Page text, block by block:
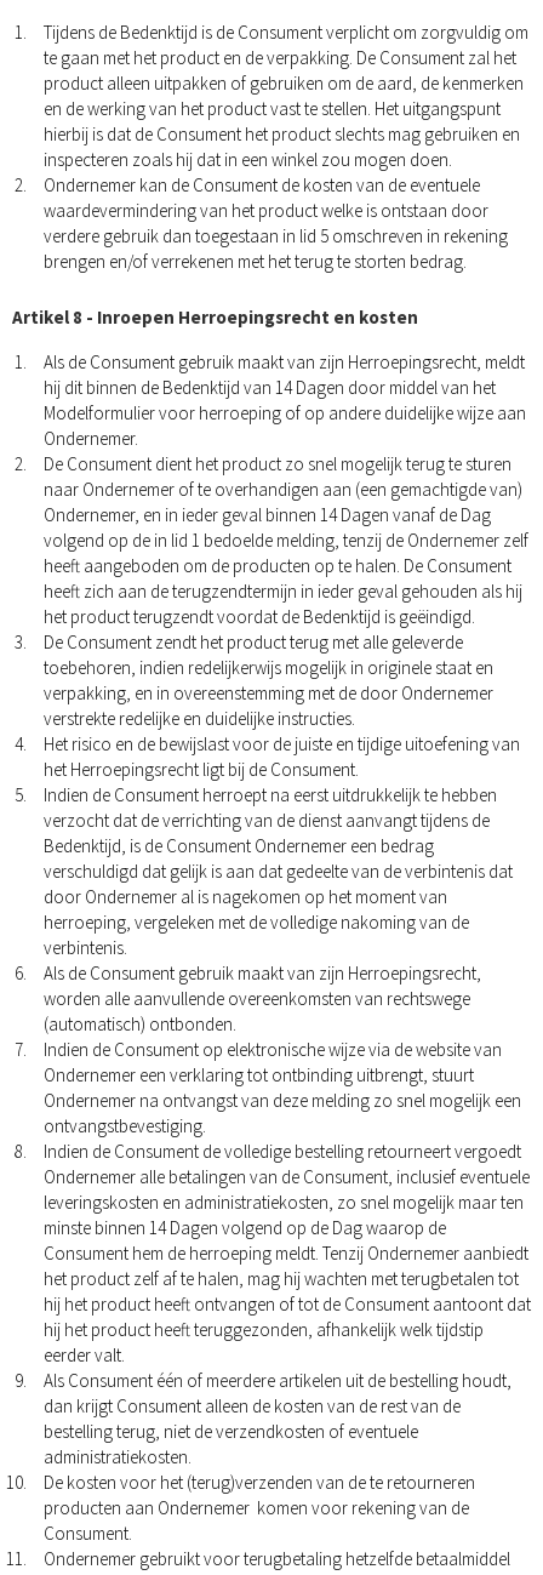
Tijdens de Bedenktijd is de Consument verplicht om zorgvuldig om
te gaan met het product en de verpakking. De Consument zal het
product alleen uitpakken of gebruiken om de aard, de kenmerken
en de werking van het product vast te stellen. Het uitgangspunt
hierbij is dat de Consument het product slechts mag gebruiken en
inspecteren zoals hij dat in een winkel zou mogen doen.
Ondernemer kan de Consument de kosten van de eventuele
waardevermindering van het product welke is ontstaan door
verdere gebruik dan toegestaan in lid 5 omschreven in rekening
brengen en/of verrekenen met het terug te storten bedrag.
Artikel 8 - Inroepen Herroepingsrecht en kosten
Als de Consument gebruik maakt van zijn Herroepingsrecht, meldt
hij dit binnen de Bedenktijd van 14 Dagen door middel van het
Modelformulier voor herroeping of op andere duidelijke wijze aan
Ondernemer.
De Consument dient het product zo snel mogelijk terug te sturen
naar Ondernemer of te overhandigen aan (een gemachtigde van)
Ondernemer, en in ieder geval binnen 14 Dagen vanaf de Dag
volgend op de in lid 1 bedoelde melding, tenzij de Ondernemer zelf
heeft aangeboden om de producten op te halen. De Consument
heeft zich aan de terugzendtermijn in ieder geval gehouden als hij
het product terugzendt voordat de Bedenktijd is geëindigd.
De Consument zendt het product terug met alle geleverde
toebehoren, indien redelijkerwijs mogelijk in originele staat en
verpakking, en in overeenstemming met de door Ondernemer
verstrekte redelijke en duidelijke instructies.
Het risico en de bewijslast voor de juiste en tijdige uitoefening van
het Herroepingsrecht ligt bij de Consument.
Indien de Consument herroept na eerst uitdrukkelijk te hebben
verzocht dat de verrichting van de dienst aanvangt tijdens de
Bedenktijd, is de Consument Ondernemer een bedrag
verschuldigd dat gelijk is aan dat gedeelte van de verbintenis dat
door Ondernemer al is nagekomen op het moment van
herroeping, vergeleken met de volledige nakoming van de
verbintenis.
Als de Consument gebruik maakt van zijn Herroepingsrecht,
worden alle aanvullende overeenkomsten van rechtswege
(automatisch) ontbonden.
Indien de Consument op elektronische wijze via de website van
Ondernemer een verklaring tot ontbinding uitbrengt, stuurt
Ondernemer na ontvangst van deze melding zo snel mogelijk een
ontvangstbevestiging.
Indien de Consument de volledige bestelling retourneert vergoedt
Ondernemer alle betalingen van de Consument, inclusief eventuele
leveringskosten en administratiekosten, zo snel mogelijk maar ten
minste binnen 14 Dagen volgend op de Dag waarop de
Consument hem de herroeping meldt. Tenzij Ondernemer aanbiedt
het product zelf af te halen, mag hij wachten met terugbetalen tot
hij het product heeft ontvangen of tot de Consument aantoont dat
hij het product heeft teruggezonden, afhankelijk welk tijdstip
eerder valt.
Als Consument één of meerdere artikelen uit de bestelling houdt,
dan krijgt Consument alleen de kosten van de rest van de
bestelling terug, niet de verzendkosten of eventuele
administratiekosten.
De kosten voor het (terug)verzenden van de te retourneren
producten aan Ondernemer komen voor rekening van de
Consument.
Ondernemer gebruikt voor terugbetaling hetzelfde betaalmiddel